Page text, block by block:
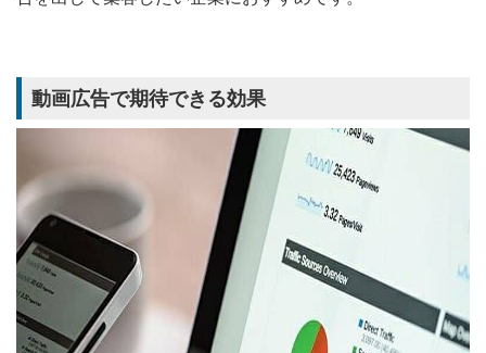
動画広告で期待できる効果